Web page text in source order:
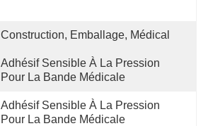
Construction, Emballage, Médical
Adhésif Sensible À La Pression
Pour La Bande Médicale
Adhésif Sensible À La Pression
Pour La Bande Médicale